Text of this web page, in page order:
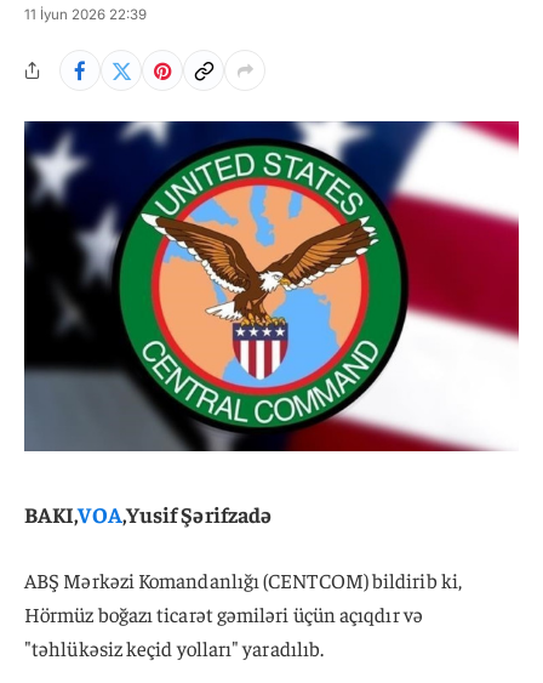
11 İyun 2026 22:39
BAKI,VOA,Yusif Şərifzadə
ABŞ Mərkəzi Komandanlığı (CENTCOM) bildirib ki,
Hörmüz boğazı ticarət gəmiləri üçün açıqdır və
"təhlükəsiz keçid yolları" yaradılıb.